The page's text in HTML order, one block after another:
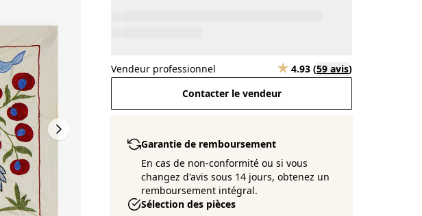
Vendeur professionnel 4.93 (59 avis)
Contacter le vendeur
Garantie de remboursement
En cas de non-conformité ou si vous
changez d'avis sous 14 jours, obtenez un
remboursement intégral.
Sélection des pièces